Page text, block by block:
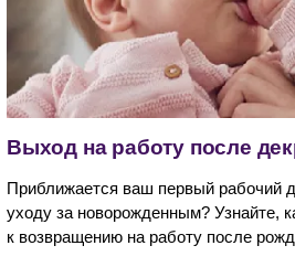
Выход на работу после
Приближается ваш первый рабочий
уходу за новорожденным? Узнайте,
к возвращению на работу после